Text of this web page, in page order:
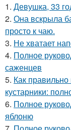
1. Девушка, 33
2. Она вскрыла
просто к чаю.
3. Не хватает
4. Полное
саженцев
5. Как
кустарники:
6. Полное
яблоню